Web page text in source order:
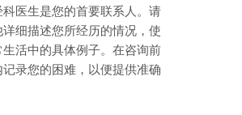
医生是您的首要联系人。请
细描述您所经历的情况，使
活中的具体例子。在咨询前
录您的困难，以便提供准确